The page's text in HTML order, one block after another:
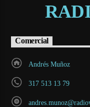
Comercial
Andrés Muñoz
317 513 13 79